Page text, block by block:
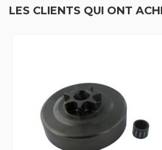
LES CLIENTS QUI ONT